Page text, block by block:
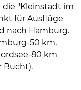
"Kleinstadt im
für Ausflüge
nach Hamburg.
50 km,
80 km
Bucht).